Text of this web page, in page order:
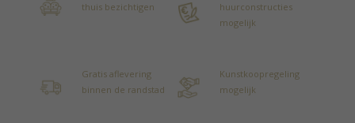
thuis bezichtigen
huurconstructies
mogelijk
Gratis aflevering
binnen de randstad
Kunstkoopregeling
mogelijk